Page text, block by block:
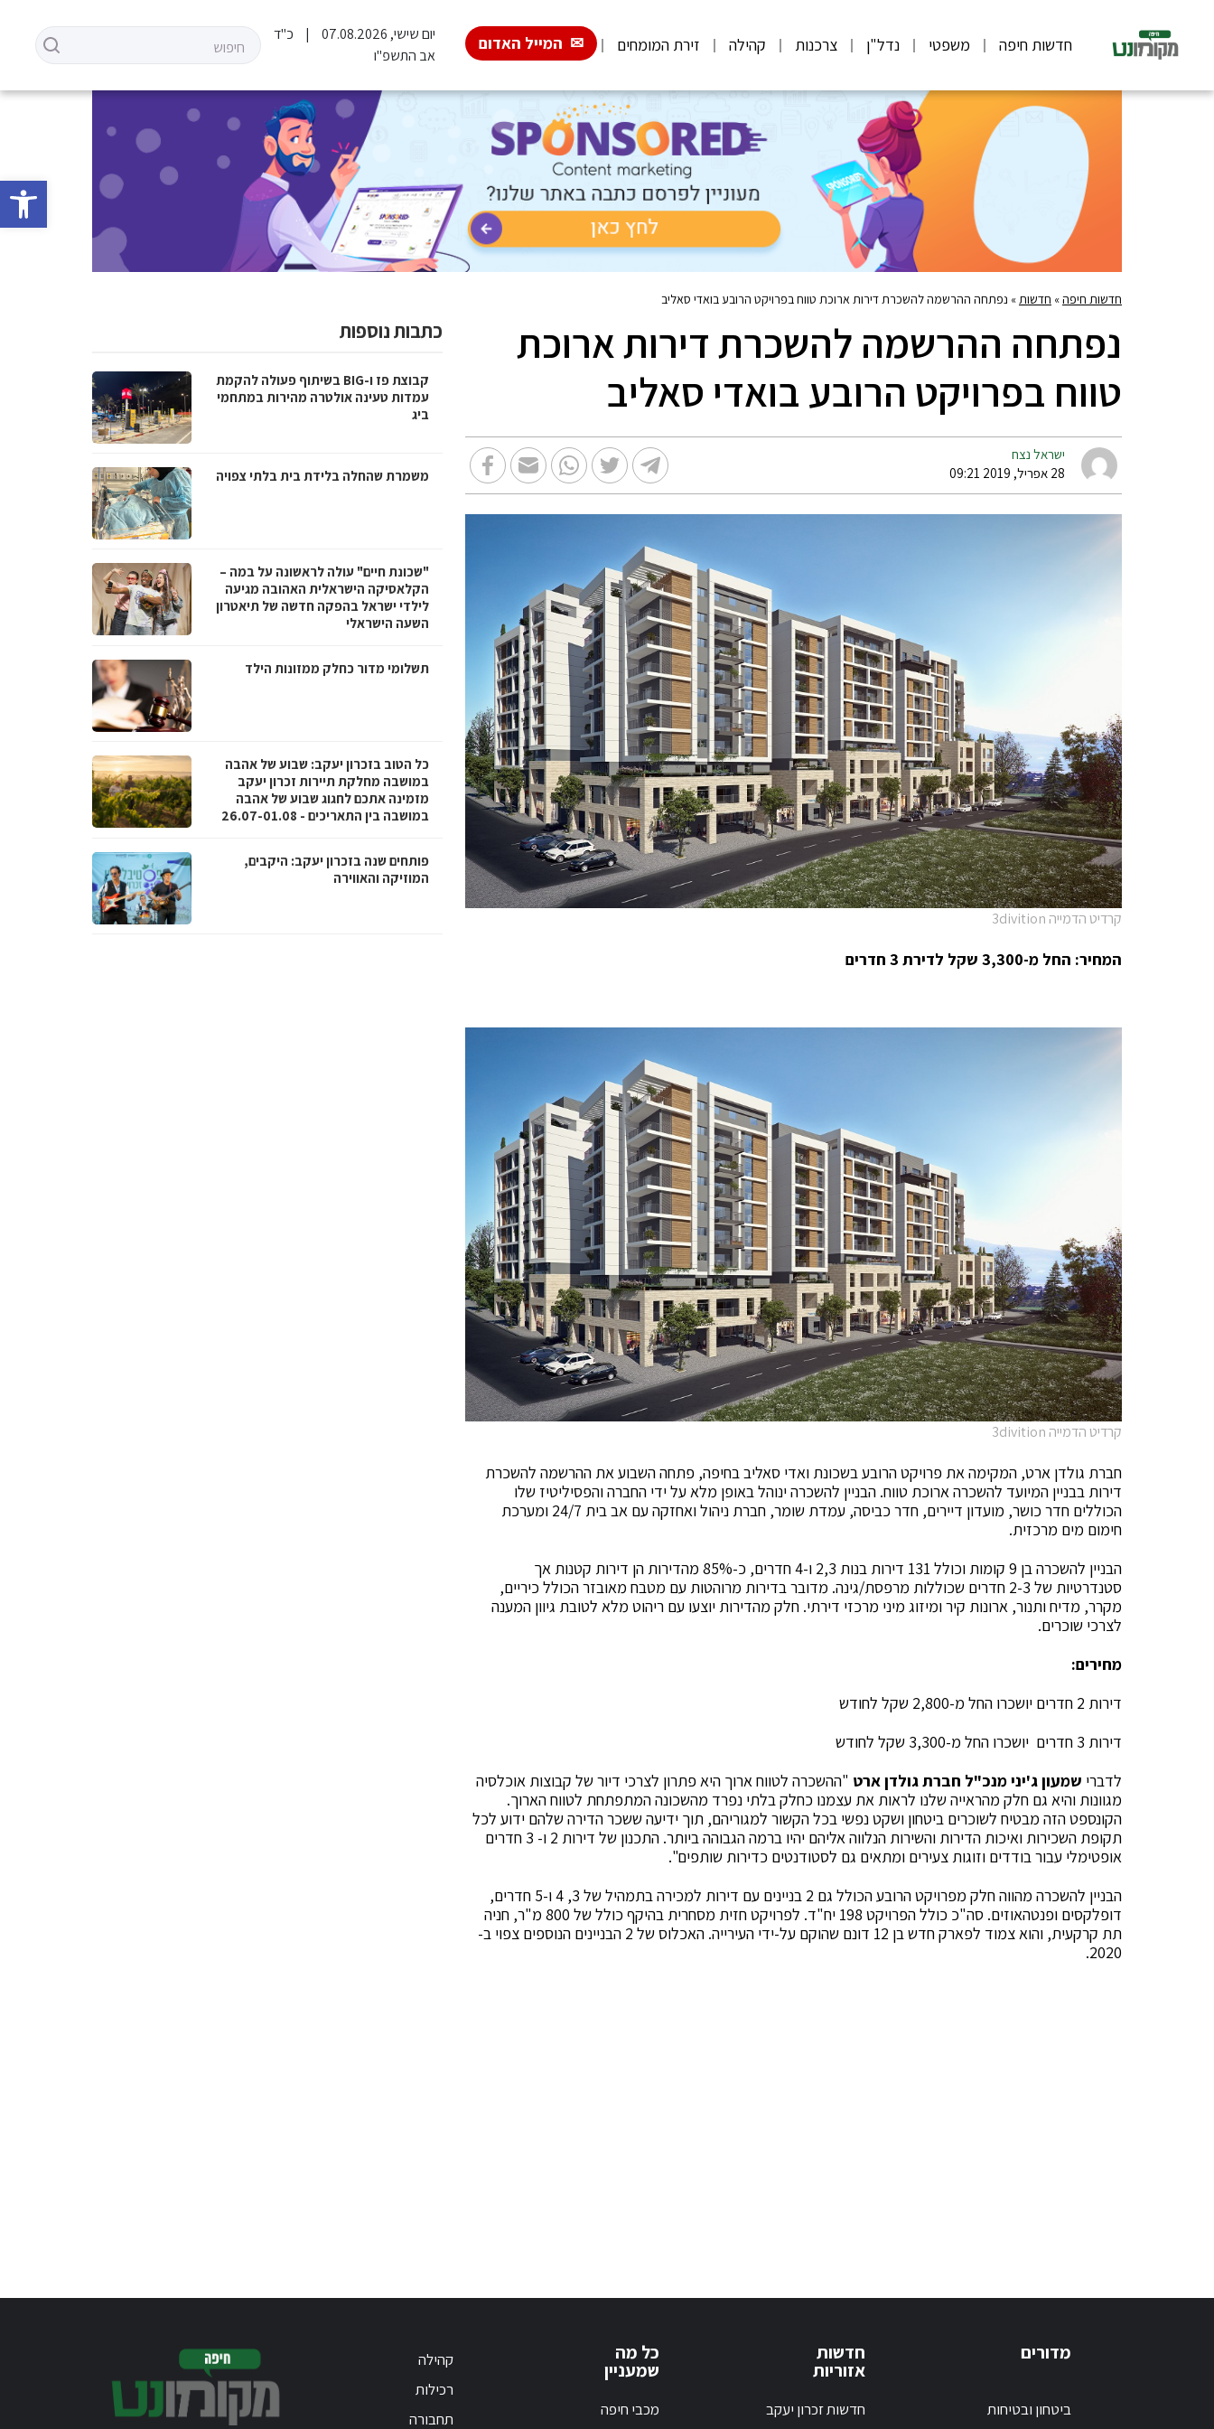
פתח
חדשות חיפה משפטי נדל"ן צרכנות קהילה זירת המומחים המייל האדום יום שישי, 07.08.2026
כ"ד
אב התשפ"ו
חדשות חיפה» חדשות » נפתחה ההרשמה להשכרת דירות ארוכת טווח בפרויקט הרובע בואדי סאליב
נפתחה ההרשמה להשכרת דירות ארוכת
טווח בפרויקט הרובע בואדי סאליב
ישראל נצח
28 אפריל, 2019 09:21
קרדיט הדמייה 3divition
המחיר: החל מ-3,300 שקל לדירת 3 חדרים
קרדיט הדמייה 3divition
חברת גולדן ארט, המקימה את פרויקט הרובע בשכונת ואדי סאליב בחיפה, פתחה השבוע את ההרשמה להשכרת
דירות בבניין המיועד להשכרה ארוכת טווח. הבניין להשכרה ינוהל באופן מלא על ידי החברה והפסיליטיז שלו
הכוללים חדר כושר, מועדון דיירים, חדר כביסה, עמדת שומר, חברת ניהול ואחזקה עם אב בית 24/7 ומערכת
חימום מים מרכזית.
הבניין להשכרה בן 9 קומות וכולל 131 דירות בנות 2,3 ו-4 חדרים, כ-85% מהדירות הן דירות קטנות אך
סטנדרטיות של 2-3 חדרים שכוללות מרפסת/גינה. מדובר בדירות מרוהטות עם מטבח מאובזר הכולל כיריים,
מקרר, מדיח ותנור, ארונות קיר ומיזוג מיני מרכזי דירתי. חלק מהדירות יוצעו עם ריהוט מלא לטובת גיוון המענה
לצרכי שוכרים.
מחירים:
דירות 2 חדרים יושכרו החל מ-2,800 שקל לחודש
דירות 3 חדרים יושכרו החל מ-3,300 שקל לחודש
לדברי שמעון ג'יני מנכ"ל חברת גולדן ארט "ההשכרה לטווח ארוך היא פתרון לצרכי דיור של קבוצות אוכלסיה
מגוונות והיא גם חלק מהראייה שלנו לראות את עצמנו כחלק בלתי נפרד מהשכונה המתפתחת לטווח הארוך.
הקונספט הזה מבטיח לשוכרים ביטחון ושקט נפשי בכל הקשור למגוריהם, תוך ידיעה ששכר הדירה שלהם ידוע לכל
תקופת השכירות ואיכות הדירות והשירות הנלווה אליהם יהיו ברמה הגבוהה ביותר. התכנון של דירות 2 ו- 3 חדרים
אופטימלי עבור בודדים וזוגות צעירים ומתאים גם לסטודנטים כדירות שותפים".
הבניין להשכרה מהווה חלק מפרויקט הרובע הכולל גם 2 בניינים עם דירות למכירה בתמהיל של 3, 4 ו-5 חדרים,
דופלקסים ופנטהאוזים. סה"כ כולל הפרויקט 198 יח"ד. לפרויקט חזית מסחרית בהיקף כולל של 800 מ"ר, חניה
תת קרקעית, והוא צמוד לפארק חדש בן 12 דונם שהוקם על-ידי העירייה. האכלוס של 2 הבניינים הנוספים צפוי ב-
2020.
כתבות נוספות
קבוצת פז ו-BIG בשיתוף פעולה להקמת
עמדות טעינה אולטרה מהירות במתחמי
ביג
משמרת שהחלה בלידת בית בלתי צפויה
"שכונת חיים" עולה לראשונה על במה –
הקלאסיקה הישראלית האהובה מגיעה
לילדי ישראל בהפקה חדשה של תיאטרון
השעה הישראלי
תשלומי מדור כחלק ממזונות הילד
כל הטוב בזכרון יעקב: שבוע של אהבה
במושבה מחלקת תיירות זכרון יעקב
מזמינה אתכם לחגוג שבוע של אהבה
במושבה בין התאריכים - 26.07-01.08
פותחים שנה בזכרון יעקב: היקבים,
המוזיקה והאווירה
מדורים
ביטחון ובטיחות
חדשות
אזוריות
חדשות זכרון יעקב
כל מה
שמעניין
מכבי חיפה
קהילה
רכילות
תחבורה